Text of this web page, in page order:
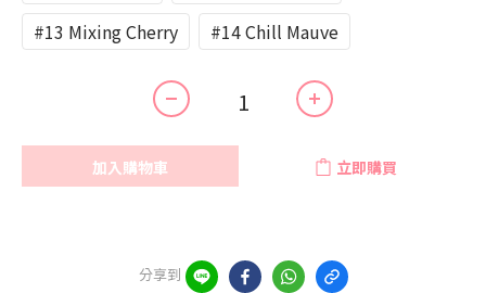
#13 Mixing Cherry
#14 Chill Mauve
加入購物車 立即購買
分享到